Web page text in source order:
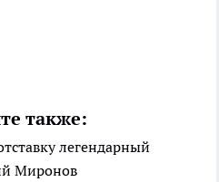
также:
легендарный
Миронов